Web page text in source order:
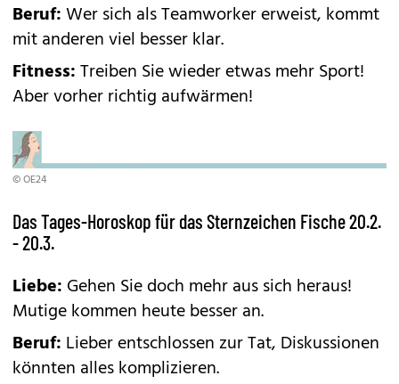
Beruf:Wer sich als Teamworker erweist, kommt
mit anderen viel besser klar.
Fitness:Treiben Sie wieder etwas mehr Sport!
Aber vorher richtig aufwärmen!
© OE24
Das Tages-Horoskop für das Sternzeichen Fische 20.2.
- 20.3.
Liebe: Gehen Sie doch mehr aus sich heraus!
Mutige kommen heute besser an.
Beruf: Lieber entschlossen zur Tat, Diskussionen
könnten alles komplizieren.